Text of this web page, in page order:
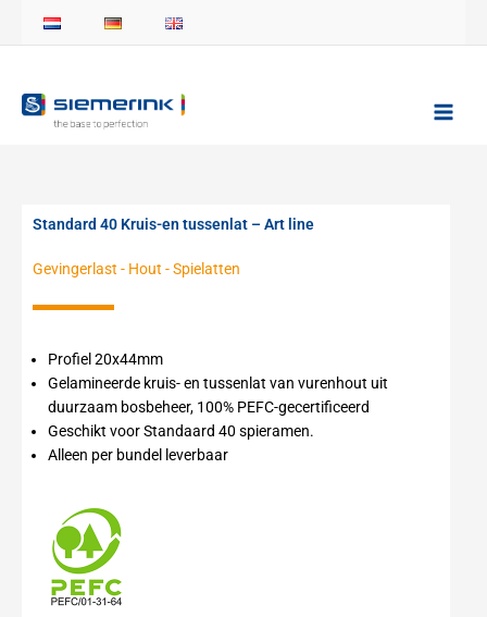
Standard 40 Kruis-en tussenlat – Art line
Gevingerlast - Hout -Spielatten
Profiel 20x44mm
Gelamineerde kruis- en tussenlat van vurenhout uit
duurzaam bosbeheer, 100% PEFC-gecertificeerd
Geschikt voor Standaard 40 spieramen.
Alleen per bundel leverbaar